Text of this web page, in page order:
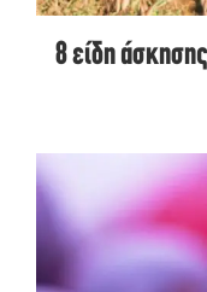
8 είδη